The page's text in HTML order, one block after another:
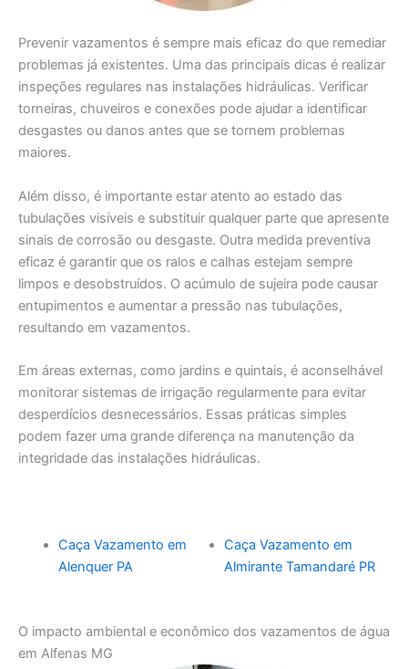
Prevenir vazamentos é sempre mais eficaz do que remediar
problemas já existentes. Uma das principais dicas é realizar
inspeções regulares nas instalações hidráulicas. Verificar
torneiras, chuveiros e conexões pode ajudar a identificar
desgastes ou danos antes que se tornem problemas
maiores.
Além disso, é importante estar atento ao estado das
tubulações visíveis e substituir qualquer parte que apresente
sinais de corrosão ou desgaste. Outra medida preventiva
eficaz é garantir que os ralos e calhas estejam sempre
limpos e desobstruídos. O acúmulo de sujeira pode causar
entupimentos e aumentar a pressão nas tubulações,
resultando em vazamentos.
Em áreas externas, como jardins e quintais, é aconselhável
monitorar sistemas de irrigação regularmente para evitar
desperdícios desnecessários. Essas práticas simples
podem fazer uma grande diferença na manutenção da
integridade das instalações hidráulicas.
Caça Vazamento em
Alenquer PA
Caça Vazamento em
Almirante Tamandaré PR
O impacto ambiental e econômico dos vazamentos de água
em Alfenas MG